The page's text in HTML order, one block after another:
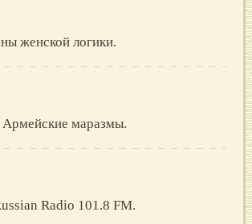
женской логики.
маразмы.
Radio 101.8 FM.